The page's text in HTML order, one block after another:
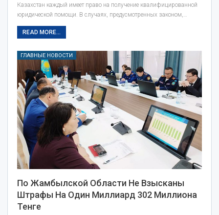
Казахстан каждый имеет право на получение квалифицированной
юридической помощи. В случаях, предусмотренных законом,…
READ MORE...
ГЛАВНЫЕ НОВОСТИ
По Жамбылской Области Не Взысканы
Штрафы На Один Миллиард 302 Миллиона
Тенге